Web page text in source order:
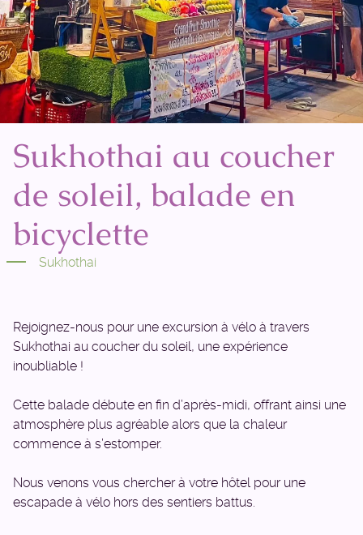
Sukhothai au coucher
de soleil, balade en
bicyclette
Sukhothai
Rejoignez-nous pour une excursion à vélo à travers
Sukhothai au coucher du soleil, une expérience
inoubliable !
Cette balade débute en fin d’après-midi, offrant ainsi une
atmosphère plus agréable alors que la chaleur
commence à s’estomper.
Nous venons vous chercher à votre hôtel pour une
escapade à vélo hors des sentiers battus.